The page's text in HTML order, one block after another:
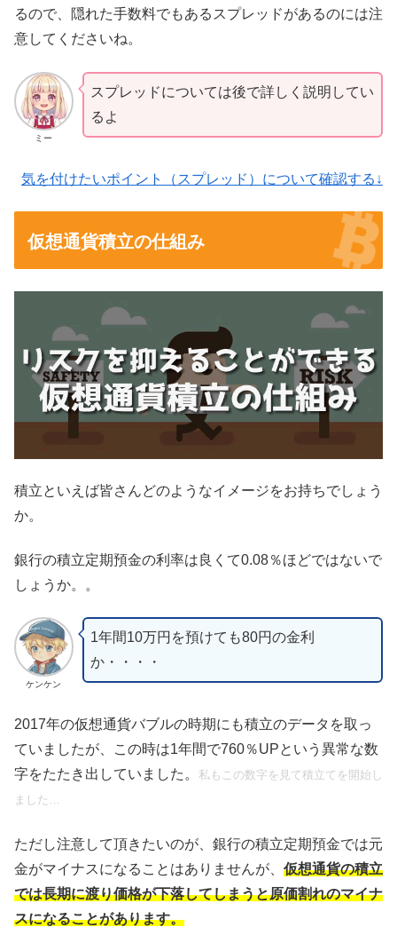
るので、隠れた手数料でもあるスプレッドがあるのには注
意してくださいね。
ミー
スプレッドについては後で詳しく説明してい
るよ
気を付けたいポイント（スプレッド）について確認する↓
仮想通貨積立の仕組み
積立といえば皆さんどのようなイメージをお持ちでしょう
か。
銀行の積立定期預金の利率は良くて0.08％ほどではないで
しょうか。。
ケンケン
1年間10万円を預けても80円の金利
か・・・・
2017年の仮想通貨バブルの時期にも積立のデータを取っ
ていましたが、この時は1年間で760％UPという異常な数
字をたたき出していました。
私もこの数字を見て積立てを開始し
ました…
ただし注意して頂きたいのが、銀行の積立定期預金では元
金がマイナスになることはありませんが、 仮想通貨の積立
では長期に渡り価格が下落してしまうと原価割れのマイナ
スになることがあります。